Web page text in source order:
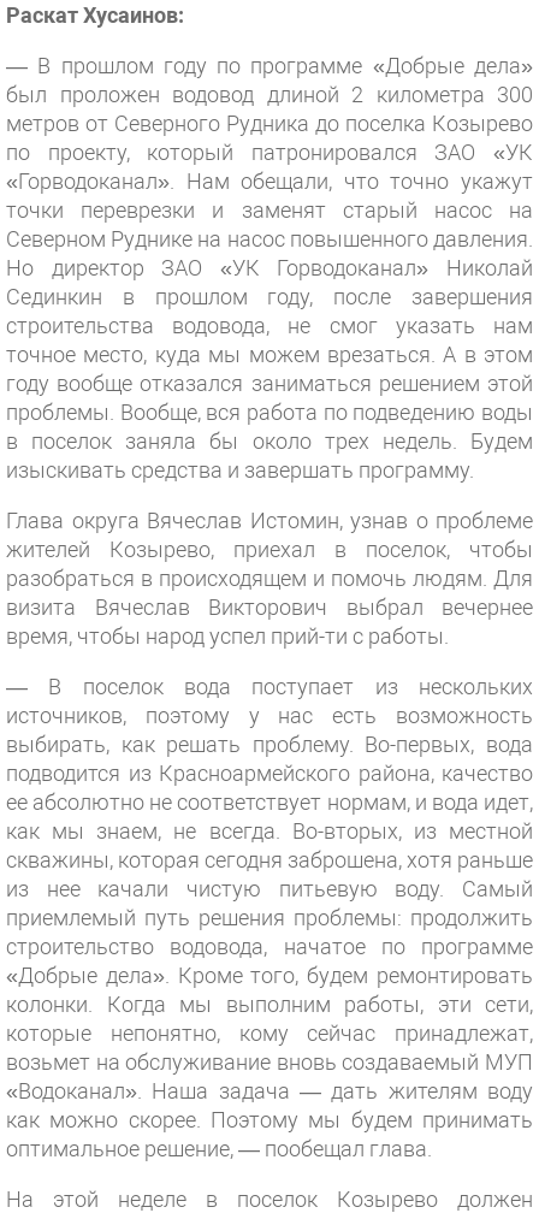
Раскат Хусаинов:
— В прошлом году по программе «Добрые дела»
был проложен водовод длиной 2 километра 300
метров от Северного Рудника до поселка Козырево
по проекту, который патронировался ЗАО «УК
«Горводоканал». Нам обещали, что точно укажут
точки переврезки и заменят старый насос на
Северном Руднике на насос повышенного давления.
Но директор ЗАО «УК Горводоканал» Николай
Сединкин в прошлом году, после завершения
строительства водовода, не смог указать нам
точное место, куда мы можем врезаться. А в этом
году вообще отказался заниматься решением этой
проблемы. Вообще, вся работа по подведению воды
в поселок заняла бы около трех недель. Будем
изыскивать средства и завершать программу.
Глава округа Вячеслав Истомин, узнав о проблеме
жителей Козырево, приехал в поселок, чтобы
разобраться в происходящем и помочь людям. Для
визита Вячеслав Викторович выбрал вечернее
время, чтобы народ успел прий-ти с работы.
— В поселок вода поступает из нескольких
источников, поэтому у нас есть возможность
выбирать, как решать проблему. Во-первых, вода
подводится из Красноармейского района, качество
ее абсолютно не соответствует нормам, и вода идет,
как мы знаем, не всегда. Во-вторых, из местной
скважины, которая сегодня заброшена, хотя раньше
из нее качали чистую питьевую воду. Самый
приемлемый путь решения проблемы: продолжить
строительство водовода, начатое по программе
«Добрые дела». Кроме того, будем ремонтировать
колонки. Когда мы выполним работы, эти сети,
которые непонятно, кому сейчас принадлежат,
возьмет на обслуживание вновь создаваемый МУП
«Водоканал». Наша задача — дать жителям воду
как можно скорее. Поэтому мы будем принимать
оптимальное решение, — пообещал глава.
На этой неделе в поселок Козырево должен